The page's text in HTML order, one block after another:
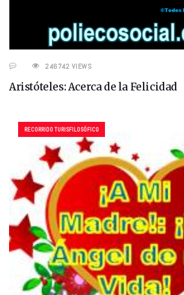
246742 VIEWS
Aristóteles: Acerca de la Felicidad
RECORRIDO TURISFILOSÓFICO